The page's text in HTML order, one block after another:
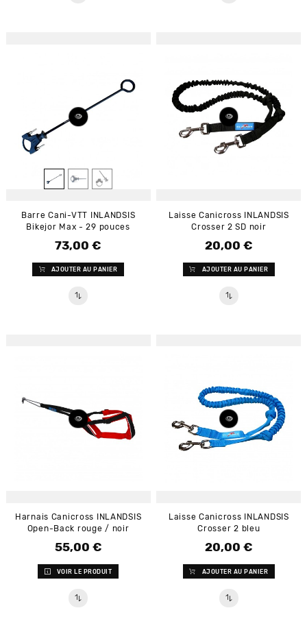
Barre Cani-VTT INLANDSIS
Bikejor Max - 29 pouces
Prix
73,00 €
AJOUTER AU PANIER
Laisse Canicross INLANDSIS
Crosser 2 SD noir
Prix
20,00 €
AJOUTER AU PANIER
Harnais Canicross INLANDSIS
Open-Back rouge / noir
Prix
55,00 €
VOIR LE PRODUIT
Laisse Canicross INLANDSIS
Crosser 2 bleu
Prix
20,00 €
AJOUTER AU PANIER